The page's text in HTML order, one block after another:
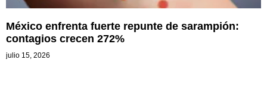
México enfrenta fuerte repunte de sarampión:
contagios crecen 272%
julio 15, 2026